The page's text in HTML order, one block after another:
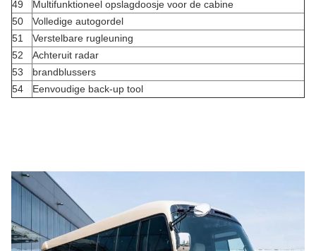
49
Multifunktioneel opslagdoosje voor de cabine
50
Volledige autogordel
51
Verstelbare rugleuning
52
Achteruit radar
53
brandblussers
54
Eenvoudige back-up tool